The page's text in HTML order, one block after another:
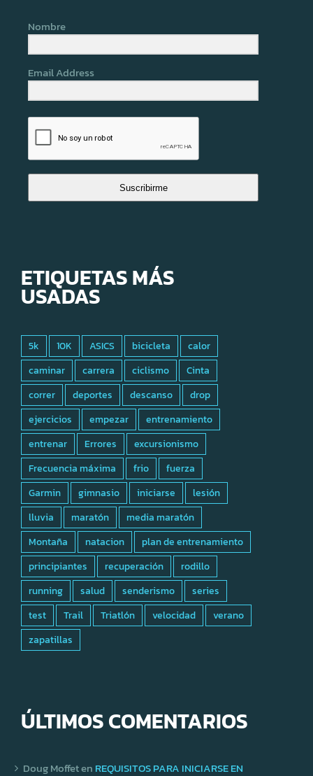
Nombre
Email Address
Suscribirme
ETIQUETAS MÁS
USADAS
5k 10K ASICS bicicleta
calor
caminar
carrera ciclismo
Cinta
correr
deportes descanso
drop
ejercicios
empezar
entrenamiento
entrenar
Errores
excursionismo
Frecuencia máxima
frio
fuerza
Garmin
gimnasio iniciarse
lesión
lluvia
maratón
media maratón
Montaña
natacion
plan de entrenamiento
principiantes
recuperación
rodillo
running
salud senderismo
series
test
Trail Triatlón velocidad
verano
zapatillas
ÚLTIMOS COMENTARIOS
Doug Moffeten REQUISITOS PARA INICIARSE EN